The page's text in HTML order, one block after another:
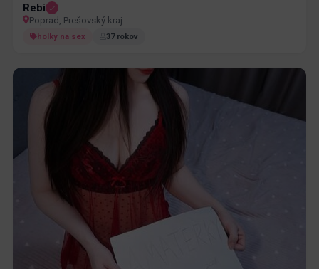
Rebi
Poprad, Prešovský kraj
holky na sex 37 rokov